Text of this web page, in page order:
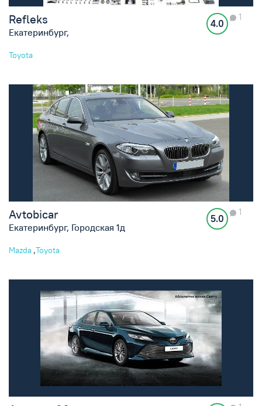
Refleks
Екатеринбург,
4.0
1
Toyota
Avtobicar
Екатеринбург, Городская 1д
5.0
1
Mazda ,Toyota